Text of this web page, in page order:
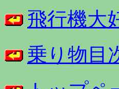
飛行機大
乗り物目